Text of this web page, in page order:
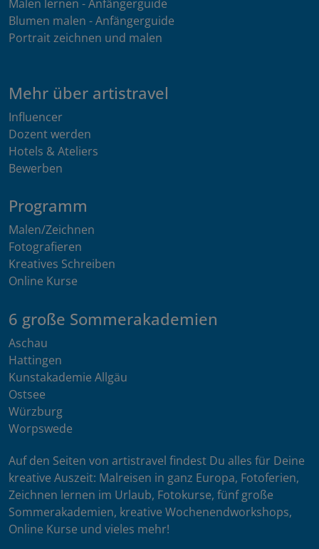
Malen lernen - Anfängerguide
Blumen malen - Anfängerguide
Portrait zeichnen und malen
Mehr über artistravel
Influencer
Dozent werden
Hotels & Ateliers
Bewerben
Programm
Malen/Zeichnen
Fotografieren
Kreatives Schreiben
Online Kurse
6 große Sommerakademien
Aschau
Hattingen
Kunstakademie Allgäu
Ostsee
Würzburg
Worpswede
Auf den Seiten von artistravel findest Du alles für Deine
kreative Auszeit: Malreisen in ganz Europa, Fotoferien,
Zeichnen lernen im Urlaub, Fotokurse, fünf große
Sommerakademien, kreative Wochenendworkshops,
Online Kurse und vieles mehr!